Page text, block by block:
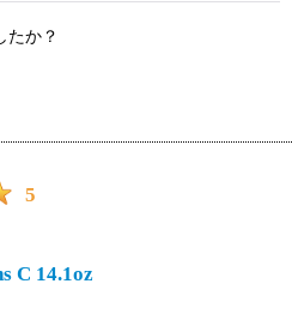
たか？
5
C 14.1oz